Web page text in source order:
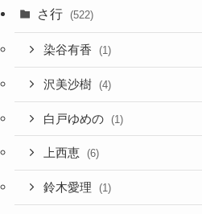
さ行 (522)
染谷有香 (1)
沢美沙樹 (4)
白戸ゆめの (1)
上西恵 (6)
鈴木愛理 (1)